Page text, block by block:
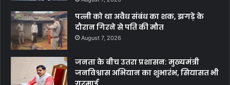
पत्नी को था अवैध संबंध का शक, झगड़े के
दौरान गिरने से पति की मौत
August 7, 2026
जनता के बीच उतरा प्रशासन: मुख्यमंत्री
जनविश्वास अभियान का शुभारंभ, सियासत भी